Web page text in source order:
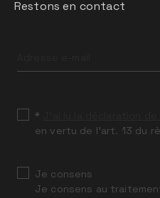
Restons en contact
field
*
en vertu de l’art. 13 du
Je consens
Je consens au